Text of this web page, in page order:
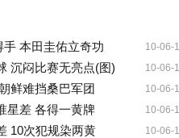
10-06-
手 本田圭佑立奇功
10-06-
沉闷比赛无亮点(图)
10-06-
鲜难挡桑巴军团
10-06-
星差 各得一黄牌
10-06-
10次犯规染两黄